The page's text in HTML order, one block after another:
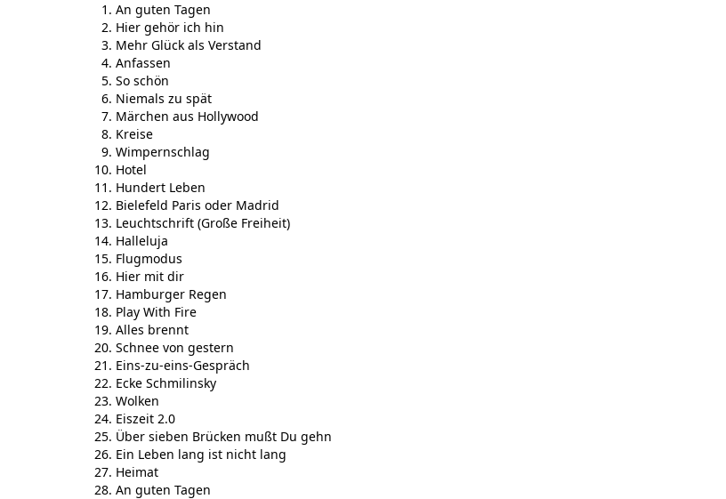
An guten Tagen
Hier gehör ich hin
Mehr Glück als Verstand
Anfassen
So schön
Niemals zu spät
Märchen aus Hollywood
Kreise
Wimpernschlag
Hotel
Hundert Leben
Bielefeld Paris oder Madrid
Leuchtschrift (Große Freiheit)
Halleluja
Flugmodus
Hier mit dir
Hamburger Regen
Play With Fire
Alles brennt
Schnee von gestern
Eins-zu-eins-Gespräch
Ecke Schmilinsky
Wolken
Eiszeit 2.0
Über sieben Brücken mußt Du gehn
Ein Leben lang ist nicht lang
Heimat
An guten Tagen